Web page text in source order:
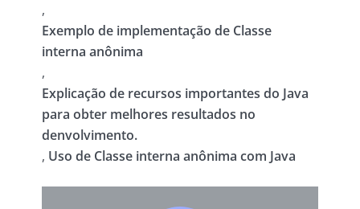
,
Exemplo de implementação de Classe
interna anônima
,
Explicação de recursos importantes do Java
para obter melhores resultados no
denvolvimento.
, Uso de Classe interna anônima com Java